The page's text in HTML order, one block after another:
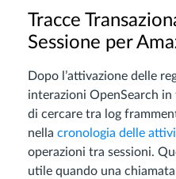
Tracce
Sessione per
Dopo l’attivazione delle
interazioni OpenSearch
di cercare tra log
nella cronologia delle
operazioni tra sessioni.
utile quando una